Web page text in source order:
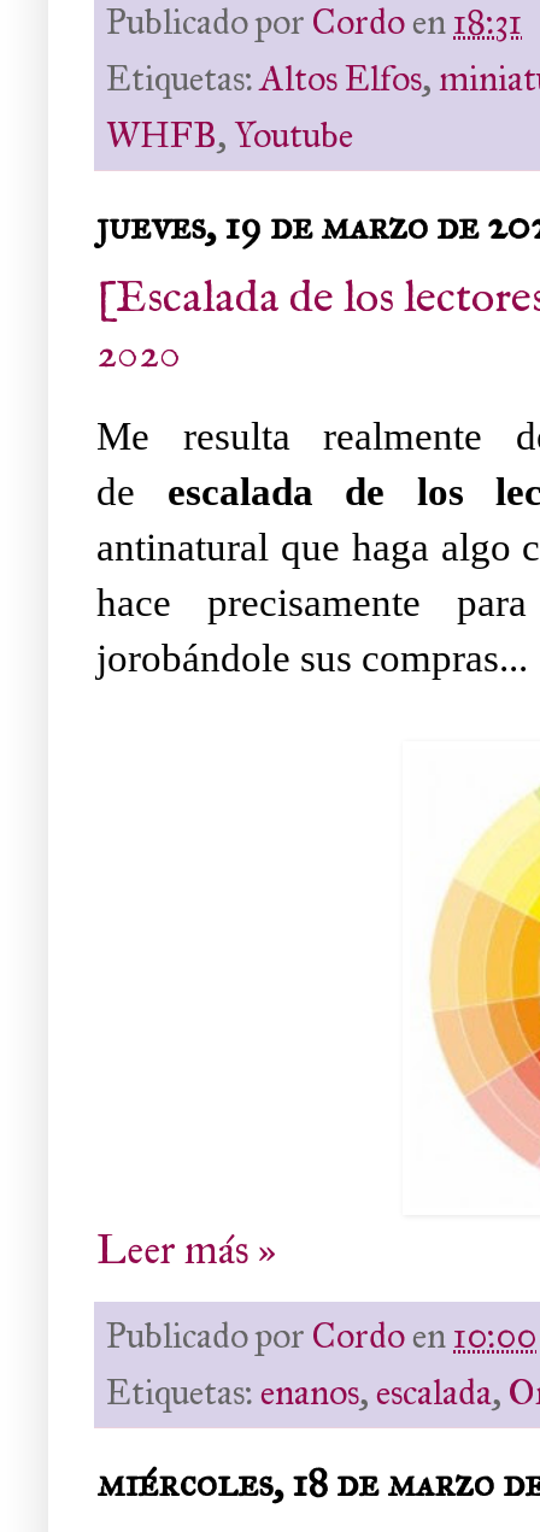
Publicado por Cordoen18:31
Etiquetas:Altos Elfos,
WHFB,Youtube
jueves, 19 de marzo de
[Escalada de los
2020
Me resulta realmente
de escalada de los
antinatural que haga algo
hace precisamente
jorobándole sus compras...
Leer más »
Publicado por Cordoen10:00
Etiquetas:enanos,escalada,
miércoles, 18 de marzo